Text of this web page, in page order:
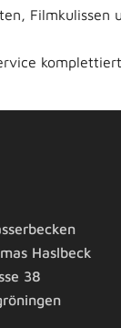
Haslbeck
38